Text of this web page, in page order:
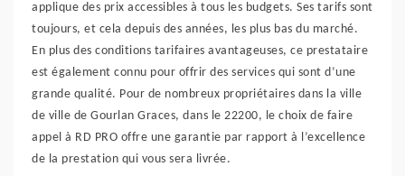
applique des prix accessibles à tous les budgets. Ses tarifs sont
toujours, et cela depuis des années, les plus bas du marché.
En plus des conditions tarifaires avantageuses, ce prestataire
est également connu pour offrir des services qui sont d’une
grande qualité. Pour de nombreux propriétaires dans la ville
de ville de Gourlan Graces, dans le 22200, le choix de faire
appel à RD PRO offre une garantie par rapport à l’excellence
de la prestation qui vous sera livrée.